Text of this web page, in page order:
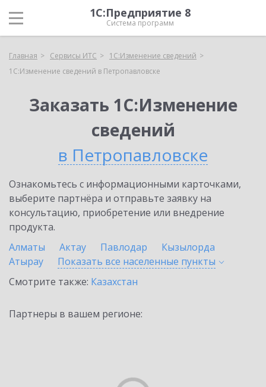
1С:Предприятие 8
Система программ
Главная Сервисы ИТС
1С:Изменение сведений
1С:Изменение сведений в Петропавловске
Заказать 1С:Изменение
сведений
в Петропавловске
Ознакомьтесь с информационными карточками,
выберите партнёра и отправьте заявку на
консультацию, приобретение или внедрение
продукта.
Алматы
Актау Павлодар
Кызылорда
Атырау
Показать все населенные пункты
Смотрите также: Казахстан
Партнеры в вашем регионе: